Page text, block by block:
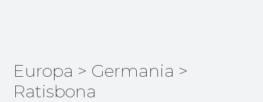
Europa > Germania >
Ratisbona